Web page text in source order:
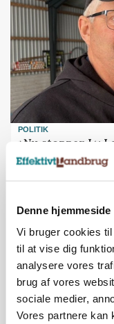
Denne
Vi bruger cookies
til at vise dig
analysere vores
brug af vores
sociale medier,
Vores partnere kan
POLITIK
»Nu stopper I«:
protestgruppe
gødskningslov